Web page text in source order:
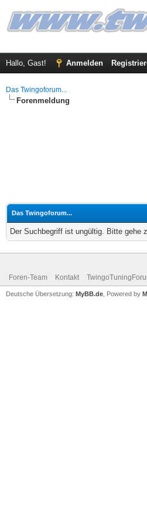
Hallo, Gast! Anmelden
Das Twingoforum...
Forenmeldung
Das Twingoforum...
Der Suchbegriff ist ungültig. Bitte gehe
Foren-Team Kontakt
Deutsche Übersetzung: MyBB.de , Powered by